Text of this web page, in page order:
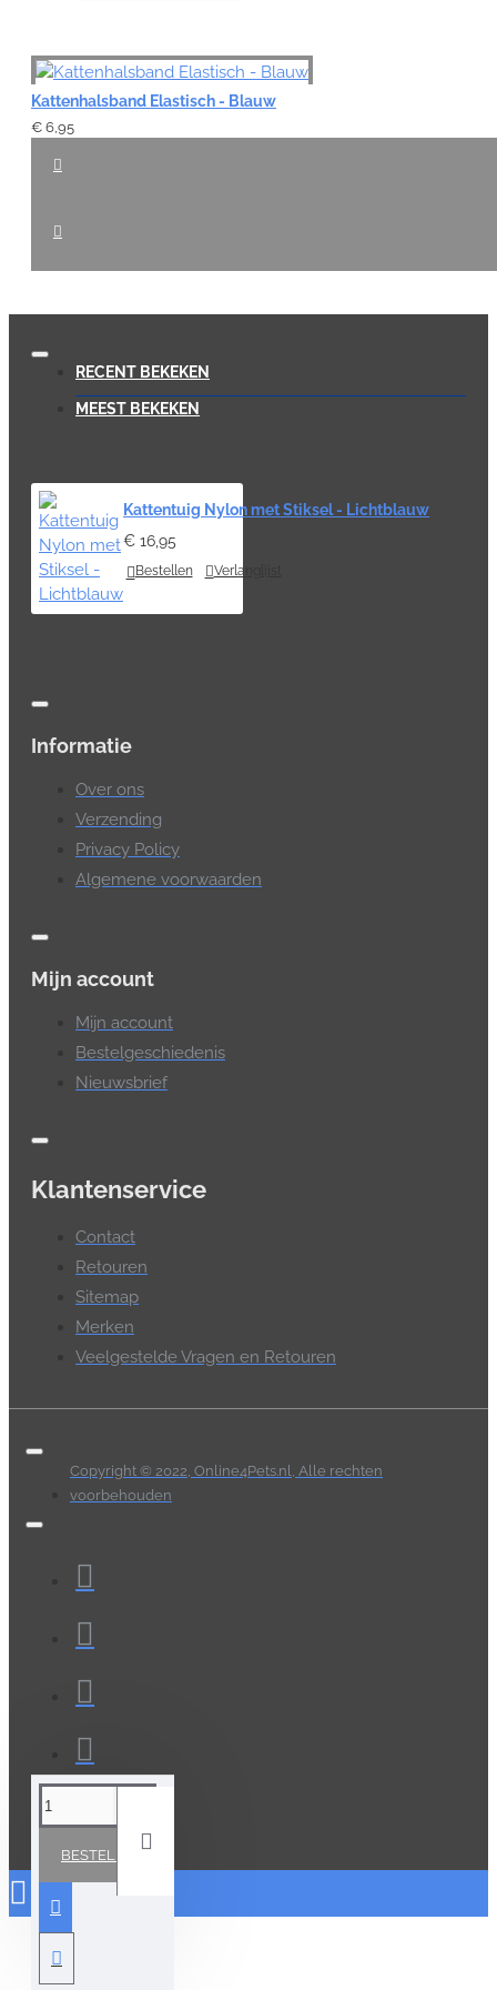
BESTELLEN
Kattenhalsband Elastisch - Blauw
€ 6,95
RECENT BEKEKEN
MEEST BEKEKEN
Kattentuig Nylon met Stiksel - Lichtblauw
€ 16,95
Bestellen Verlanglijst
Informatie
Over ons
Verzending
Privacy Policy
Algemene voorwaarden
Mijn account
Mijn account
Bestelgeschiedenis
Nieuwsbrief
Klantenservice
Contact
Retouren
Sitemap
Merken
Veelgestelde Vragen en Retouren
Copyright © 2022, Online4Pets.nl, Alle rechten
voorbehouden